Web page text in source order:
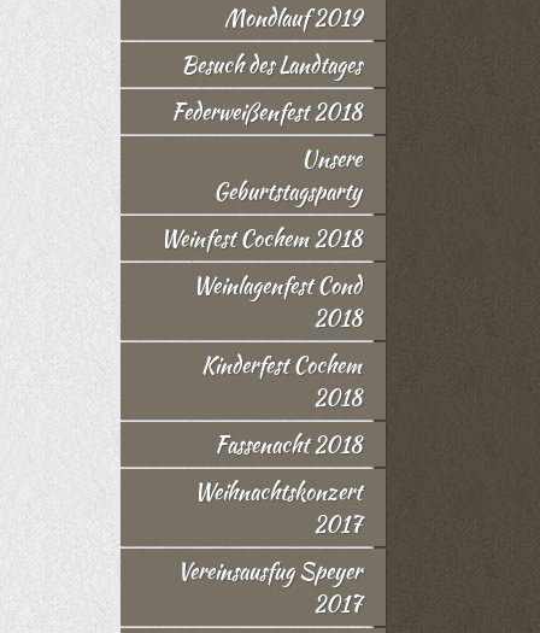
Mondlauf 2019
Besuch des Landtages
Federweißenfest 2018
Unsere
Geburtstagsparty
Weinfest Cochem 2018
Weinlagenfest Cond
2018
Kinderfest Cochem
2018
Fassenacht 2018
Weihnachtskonzert
2017
Vereinsausfug Speyer
2017